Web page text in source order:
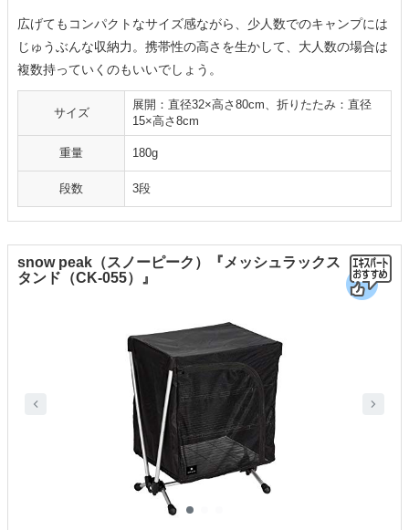
広げてもコンパクトなサイズ感ながら、少人数でのキャンプには
じゅうぶんな収納力。携帯性の高さを生かして、大人数の場合は
複数持っていくのもいいでしょう。
サイズ
展開：直径32×高さ80cm、折りたたみ：直径
15×高さ8cm
重量 180g
段数 3段
snow peak（スノーピーク）『メッシュラックス
タンド（CK-055）』